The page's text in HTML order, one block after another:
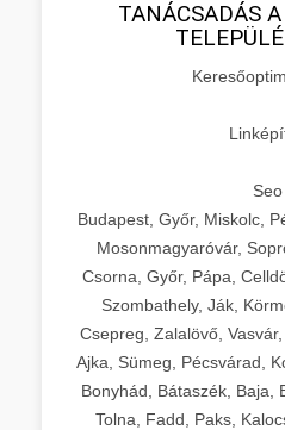
TANÁCSADÁS
Seo
Budapest, Győr, Miskolc,
Mosonmagyaróvár,
Csorna, Győr, Pápa,
Szombathely, Ják,
Csepreg, Zalalövő,
Ajka, Sümeg, Pécsvárad,
Bonyhád, Bátaszék, Baja,
Tolna, Fadd, Paks,